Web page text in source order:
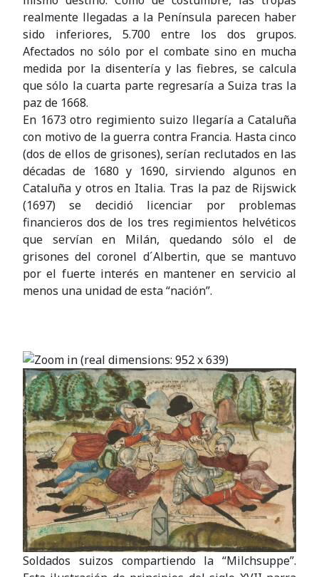
realmente llegadas a la Península parecen haber
sido inferiores, 5.700 entre los dos grupos.
Afectados no sólo por el combate sino en mucha
medida por la disentería y las fiebres, se calcula
que sólo la cuarta parte regresaría a Suiza tras la
paz de 1668.
En 1673 otro regimiento suizo llegaría a Cataluña
con motivo de la guerra contra Francia. Hasta cinco
(dos de ellos de grisones), serían reclutados en las
décadas de 1680 y 1690, sirviendo algunos en
Cataluña y otros en Italia. Tras la paz de Rijswick
(1697) se decidió licenciar por problemas
financieros dos de los tres regimientos helvéticos
que servían en Milán, quedando sólo el de
grisones del coronel d´Albertin, que se mantuvo
por el fuerte interés en mantener en servicio al
menos una unidad de esta “nación”.
Soldados suizos compartiendo la “Milchsuppe”.